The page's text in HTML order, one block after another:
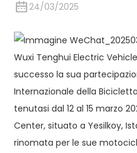
24/03/2025
Wuxi Tenghui Electric
successo la sua
Internazionale della
tenutasi dal 12 al 15 marzo
Center, situato a Yesilkoy,
rinomata per le sue